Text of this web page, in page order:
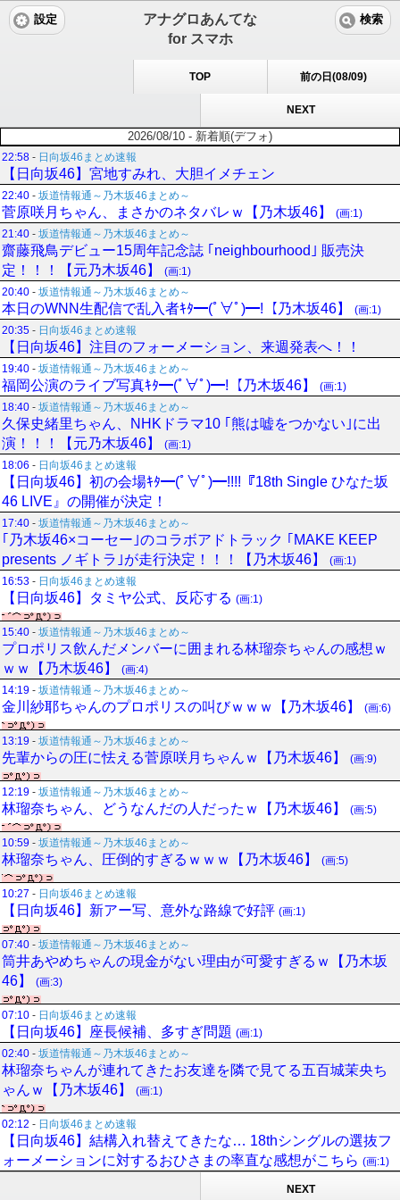
アナグロあんてな
for スマホ
設定 検索
TOP 前の日(08/09)
NEXT
2026/08/10 - 新着順(デフォ)
22:58 - 日向坂46まとめ速報
【日向坂46】宮地すみれ、大胆イメチェン
22:40 - 坂道情報通～乃木坂46まとめ～
菅原咲月ちゃん、まさかのネタバレｗ【乃木坂46】
(画:1)
21:40 - 坂道情報通～乃木坂46まとめ～
齋藤飛鳥デビュー15周年記念誌 ｢neighbourhood｣ 販売決
定！！！【元乃木坂46】
(画:1)
20:40 - 坂道情報通～乃木坂46まとめ～
本日のWNN生配信で乱入者ｷﾀ━(ﾟ∀ﾟ)━!【乃木坂46】
(画:1)
20:35 - 日向坂46まとめ速報
【日向坂46】注目のフォーメーション、来週発表へ！！
19:40 - 坂道情報通～乃木坂46まとめ～
福岡公演のライブ写真ｷﾀ━(ﾟ∀ﾟ)━!【乃木坂46】
(画:1)
18:40 - 坂道情報通～乃木坂46まとめ～
久保史緒里ちゃん、NHKドラマ10 ｢熊は嘘をつかない｣に出
演！！！【元乃木坂46】
(画:1)
18:06 - 日向坂46まとめ速報
【日向坂46】初の会場ｷﾀ━(ﾟ∀ﾟ)━!!!!『18th Single ひなた坂
46 LIVE』の開催が決定！
17:40 - 坂道情報通～乃木坂46まとめ～
｢乃木坂46×コーセー｣のコラボアドトラック ｢MAKE KEEP
presents ノギトラ｣が走行決定！！！【乃木坂46】
(画:1)
16:53 - 日向坂46まとめ速報
【日向坂46】タミヤ公式、反応する (画:1)
15:40 - 坂道情報通～乃木坂46まとめ～
プロポリス飲んだメンバーに囲まれる林瑠奈ちゃんの感想ｗ
ｗｗ【乃木坂46】
(画:4)
14:19 - 坂道情報通～乃木坂46まとめ～
金川紗耶ちゃんのプロポリスの叫びｗｗｗ【乃木坂46】 (画:6)
13:19 - 坂道情報通～乃木坂46まとめ～
先輩からの圧に怯える菅原咲月ちゃんｗ【乃木坂46】 (画:9)
12:19 - 坂道情報通～乃木坂46まとめ～
林瑠奈ちゃん、どうなんだの人だったｗ【乃木坂46】 (画:5)
10:59 - 坂道情報通～乃木坂46まとめ～
林瑠奈ちゃん、圧倒的すぎるｗｗｗ【乃木坂46】 (画:5)
10:27 - 日向坂46まとめ速報
【日向坂46】新アー写、意外な路線で好評 (画:1)
07:40 - 坂道情報通～乃木坂46まとめ～
筒井あやめちゃんの現金がない理由が可愛すぎるｗ【乃木坂
46】
(画:3)
07:10 - 日向坂46まとめ速報
【日向坂46】座長候補、多すぎ問題 (画:1)
02:40 - 坂道情報通～乃木坂46まとめ～
林瑠奈ちゃんが連れてきたお友達を隣で見てる五百城茉央ち
ゃんｗ【乃木坂46】
(画:1)
02:12 - 日向坂46まとめ速報
【日向坂46】結構入れ替えてきたな… 18thシングルの選抜フ
ォーメーションに対するおひさまの率直な感想がこちら (画:1)
NEXT